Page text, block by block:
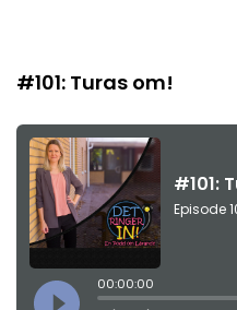
#101: Turas om!